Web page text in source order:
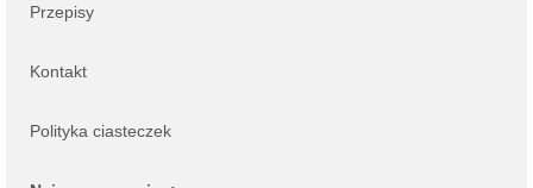
Przepisy
Kontakt
Polityka ciasteczek